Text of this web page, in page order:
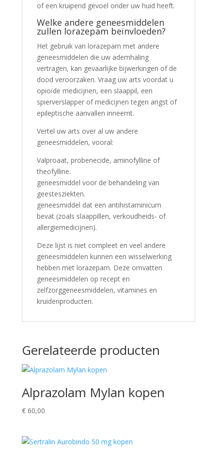
of een kruipend gevoel onder uw huid heeft.
Welke andere geneesmiddelen
zullen lorazepam beïnvloeden?
Het gebruik van lorazepam met andere
geneesmiddelen die uw ademhaling
vertragen, kan gevaarlijke bijwerkingen of de
dood veroorzaken. Vraag uw arts voordat u
opioïde medicijnen, een slaappil, een
spierverslapper of medicijnen tegen angst of
epileptische aanvallen inneemt.
Vertel uw arts over al uw andere
geneesmiddelen, vooral:
Valproaat, probenecide, aminofylline of
theofylline.
geneesmiddel voor de behandeling van
geestesziekten.
geneesmiddel dat een antihistaminicum
bevat (zoals slaappillen, verkoudheids- of
allergiemedicijnen).
Deze lijst is niet compleet en veel andere
geneesmiddelen kunnen een wisselwerking
hebben met lorazepam. Deze omvatten
geneesmiddelen op recept en
zelfzorggeneesmiddelen, vitamines en
kruidenproducten.
Gerelateerde producten
Alprazolam Mylan kopen
€60,00